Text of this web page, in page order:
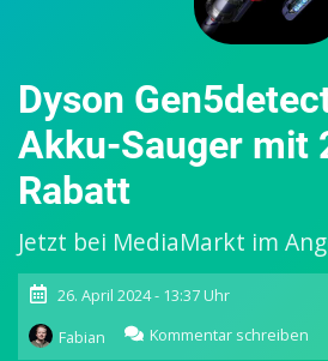
Dyson
Akku-Sauger mit
Rabatt
Jetzt bei MediaMarkt im
26. April 2024 - 13:37 Uhr
Fabian
Kommentar schreiben